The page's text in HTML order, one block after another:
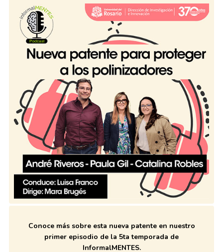
Conoce más sobre esta nueva patente en nuestro
primer episodio de la 5ta temporada de
InformalMENTES.